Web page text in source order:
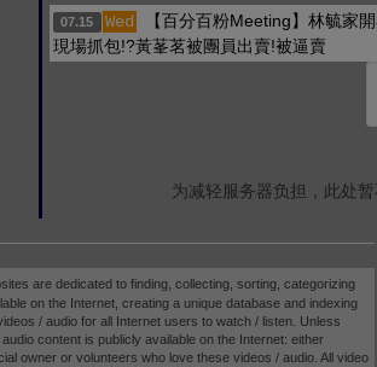
07.15 Wed
【百分百粉Meeting】林毓家
現場抓包!?黃莑茗被團員出賣!被逼賣
为减轻服务器负担，此处
are dedicated to finding, collecting, sorting, categorizing
on the Internet, creating a unique database and indexing
/ audio for all Internet users to watch / listen. Unless
content is publicly available on the Internet: either
owner or volunteers who love these videos / audio. All video